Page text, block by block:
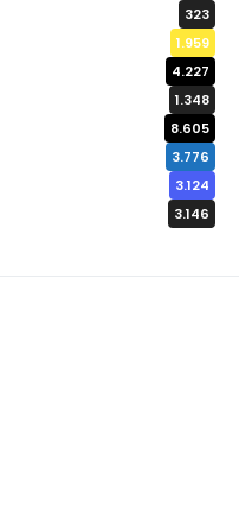
323
1.959
4.227
1.348
8.605
3.776
3.124
3.146